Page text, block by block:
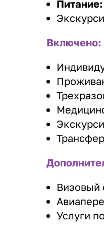
Питание:
Включено:
Визовый
Услуги